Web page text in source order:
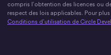
compris l’obtention des licences ou
respect des lois applicables. Pour
Conditions d’utilisation de Circle